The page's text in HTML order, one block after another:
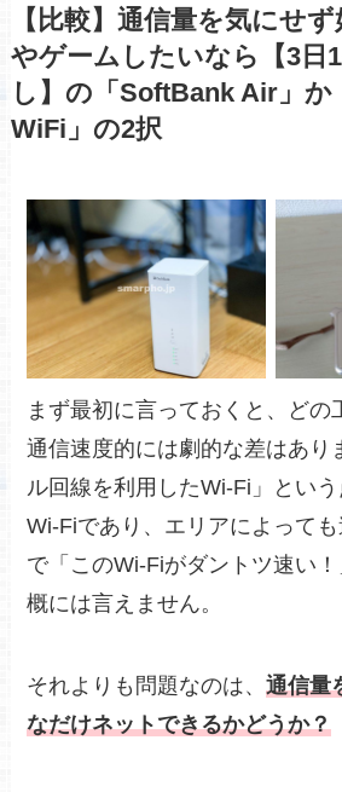
【比較】通信量を気にせ
やゲームしたいなら【3日
し】の「SoftBank Air」か
WiFi」の2択
まず最初に言っておくと、どの
通信速度的には劇的な差はあり
ル回線を利用したWi-Fi」とい
Wi-Fiであり、エリアによって
で「このWi-Fiがダントツ速い
概には言えません。
それよりも問題なのは、通信量
なだけネットできるかどうか？